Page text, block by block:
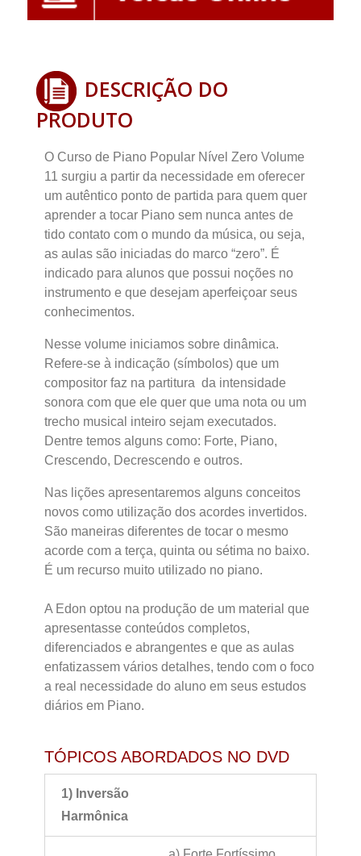
DESCRIÇÃO DO
PRODUTO
O Curso de Piano Popular Nível Zero Volume
11 surgiu a partir da necessidade em oferecer
um autêntico ponto de partida para quem quer
aprender a tocar Piano sem nunca antes de
tido contato com o mundo da música, ou seja,
as aulas são iniciadas do marco “zero”. É
indicado para alunos que possui noções no
instrumento e que desejam aperfeiçoar seus
conhecimentos.
Nesse volume iniciamos sobre dinâmica.
Refere-se à indicação (símbolos) que um
compositor faz na partitura da intensidade
sonora com que ele quer que uma nota ou um
trecho musical inteiro sejam executados.
Dentre temos alguns como: Forte, Piano,
Crescendo, Decrescendo e outros.
Nas lições apresentaremos alguns conceitos
novos como utilização dos acordes invertidos.
São maneiras diferentes de tocar o mesmo
acorde com a terça, quinta ou sétima no baixo.
É um recurso muito utilizado no piano.
A Edon optou na produção de um material que
apresentasse conteúdos completos,
diferenciados e abrangentes e que as aulas
enfatizassem vários detalhes, tendo com o foco
a real necessidade do aluno em seus estudos
diários em Piano.
TÓPICOS ABORDADOS NO DVD
1) Inversão
Harmônica